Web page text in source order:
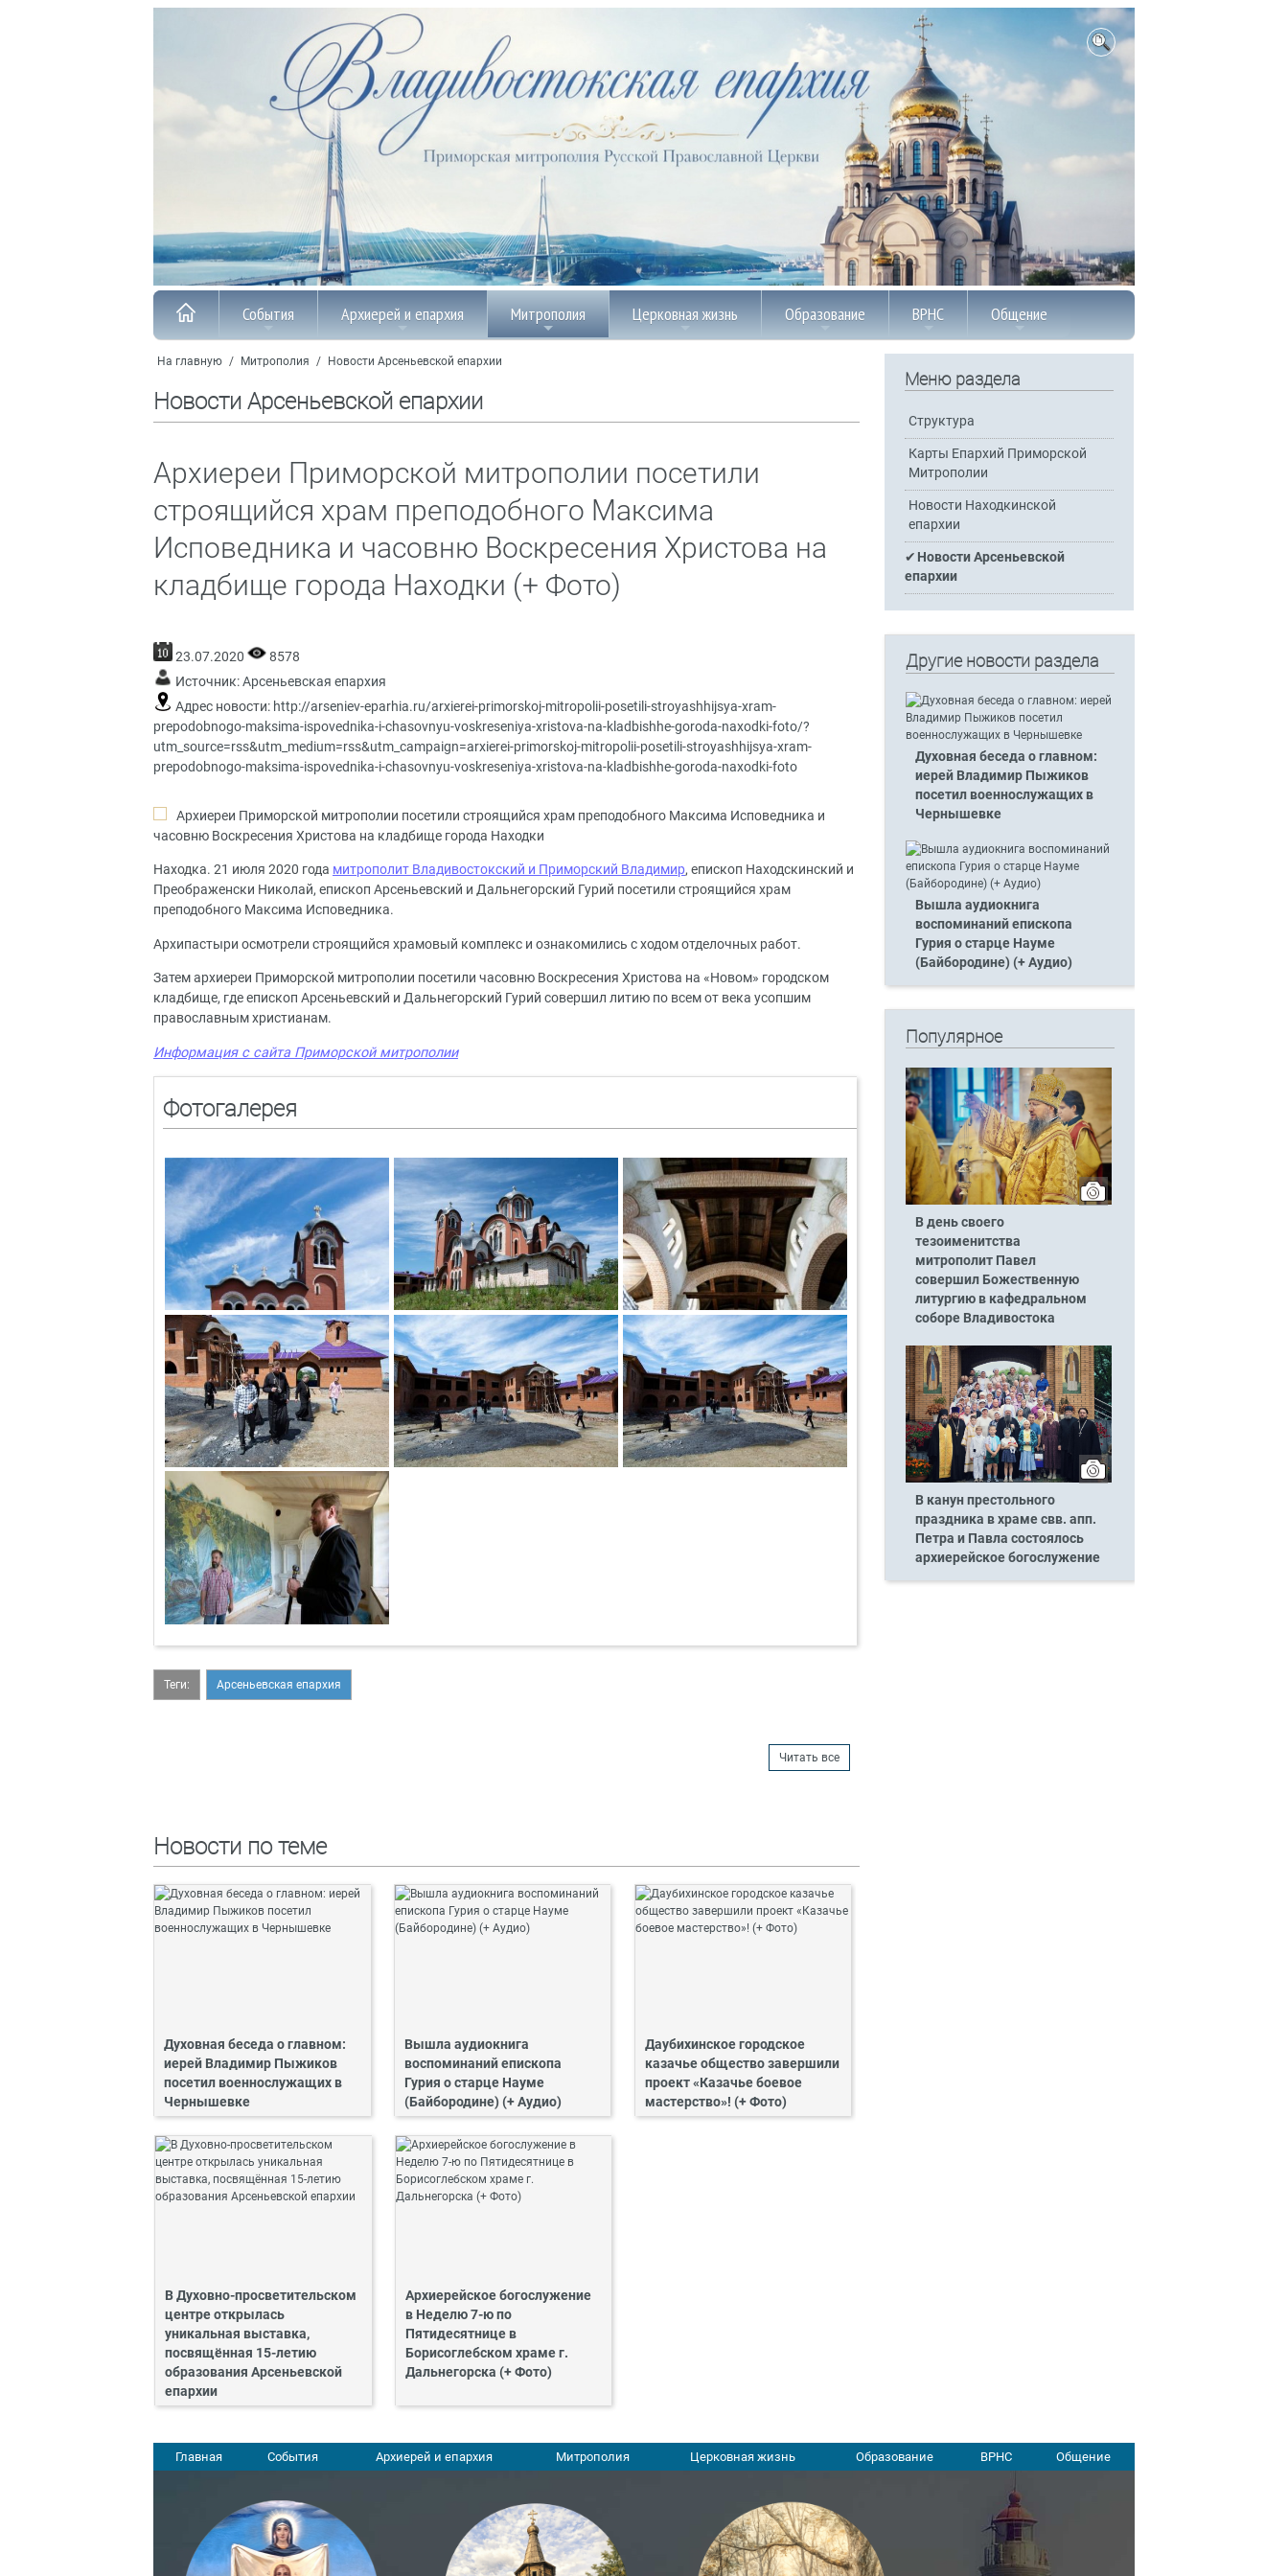
События Архиерей и епархия Митрополия Церковная жизнь Образование ВРНС Общение
На главную / Митрополия / Новости Арсеньевской епархии
Новости Арсеньевской епархии
Архиереи Приморской митрополии посетили
строящийся храм преподобного Максима
Исповедника и часовню Воскресения Христова на
кладбище города Находки (+ Фото)
23.07.2020
8578
Источник:Арсеньевская епархия
Адрес новости: http://arseniev-eparhia.ru/arxierei-primorskoj-mitropolii-posetili-stroyashhijsya-xram-
prepodobnogo-maksima-ispovednika-i-chasovnyu-voskreseniya-xristova-na-kladbishhe-goroda-naxodki-foto/?
utm_source=rss&utm_medium=rss&utm_campaign=arxierei-primorskoj-mitropolii-posetili-stroyashhijsya-xram-
prepodobnogo-maksima-ispovednika-i-chasovnyu-voskreseniya-xristova-na-kladbishhe-goroda-naxodki-foto
Архиереи Приморской митрополии посетили строящийся храм преподобного Максима Исповедника и
часовню Воскресения Христова на кладбище города Находки
Находка. 21 июля 2020 года митрополит Владивостокский и Приморский Владимир, епископ Находскинский и
Преображенски Николай, епископ Арсеньевский и Дальнегорский Гурий посетили строящийся храм
преподобного Максима Исповедника.
Архипастыри осмотрели строящийся храмовый комплекс и ознакомились с ходом отделочных работ.
Затем архиереи Приморской митрополии посетили часовню Воскресения Христова на «Новом» городском
кладбище, где епископ Арсеньевский и Дальнегорский Гурий совершил литию по всем от века усопшим
православным христианам.
Информация с сайта Приморской митрополии
Фотогалерея
Теги: Арсеньевская епархия
Читать все
Новости по теме
Духовная беседа о главном:
иерей Владимир Пыжиков
посетил военнослужащих в
Чернышевке
Вышла аудиокнига
воспоминаний епископа
Гурия о старце Науме
(Байбородине) (+ Аудио)
Даубихинское городское
казачье общество завершили
проект «Казачье боевое
мастерство»! (+ Фото)
В Духовно-просветительском
центре открылась
уникальная выставка,
посвящённая 15-летию
образования Арсеньевской
епархии
Архиерейское богослужение
в Неделю 7-ю по
Пятидесятнице в
Борисоглебском храме г.
Дальнегорска (+ Фото)
Меню раздела
Структура
Карты Епархий Приморской
Митрополии
Новости Находкинской
епархии
Новости Арсеньевской
епархии
Другие новости раздела
Духовная беседа о главном:
иерей Владимир Пыжиков
посетил военнослужащих в
Чернышевке
Вышла аудиокнига
воспоминаний епископа
Гурия о старце Науме
(Байбородине) (+ Аудио)
Популярное
В день своего
тезоименитства
митрополит Павел
совершил Божественную
литургию в кафедральном
соборе Владивостока
В канун престольного
праздника в храме свв. апп.
Петра и Павла состоялось
архиерейское богослужение
Главная События Архиерей и епархия Митрополия Церковная жизнь Образование ВРНС Общение